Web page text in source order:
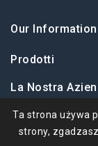
Our Information
Prodotti
La Nostra
Twoje Konto
Ta strona używa
strony,